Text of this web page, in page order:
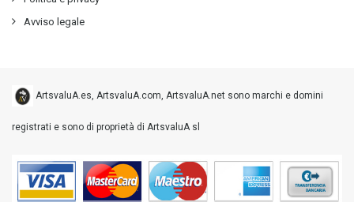
Avviso legale
ArtsvaluA.es, ArtsvaluA.com, ArtsvaluA.net sono marchi e domini
registrati e sono di proprietà di ArtsvaluA sl